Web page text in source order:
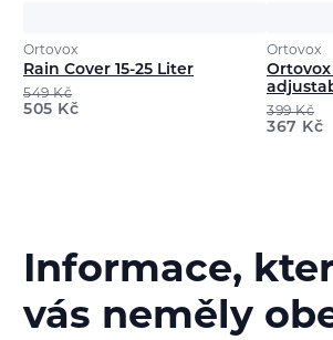
Ortovox
Rain Cover 15-25 Liter
549Kč
505 Kč
Ortovox
399Kč
367 Kč
Informace,
vás neměly